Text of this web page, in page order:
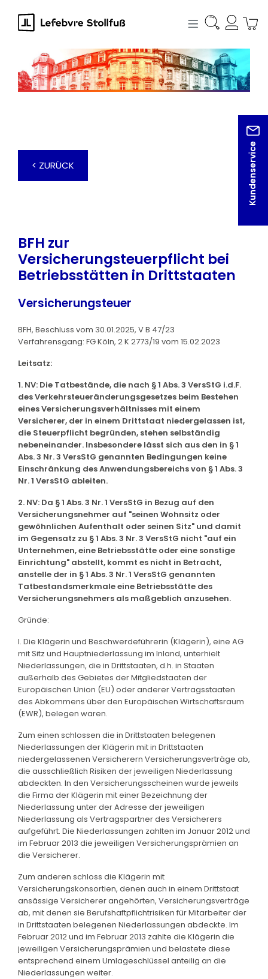
springen
Kundenservice
< ZURÜCK
BFH zur
Versicherungsteuerpflicht bei
Betriebsstätten in Drittstaaten
Versicherungsteuer
BFH, Beschluss vom 30.01.2025, V B 47/23
Verfahrensgang: FG Köln, 2 K 2773/19 vom 15.02.2023
Leitsatz:
1. NV: Die Tatbestände, die nach § 1 Abs. 3 VersStG i.d.F.
des Verkehrsteueränderungsgesetzes beim Bestehen
eines Versicherungsverhältnisses mit einem
Versicherer, der in einem Drittstaat niedergelassen ist,
die Steuerpflicht begründen, stehen selbständig
nebeneinander. Insbesondere lässt sich aus den in § 1
Abs. 3 Nr. 3 VersStG genannten Bedingungen keine
Einschränkung des Anwendungsbereichs von § 1 Abs. 3
Nr. 1 VersStG ableiten.
2. NV: Da § 1 Abs. 3 Nr. 1 VersStG in Bezug auf den
Versicherungsnehmer auf "seinen Wohnsitz oder
gewöhnlichen Aufenthalt oder seinen Sitz" und damit
im Gegensatz zu § 1 Abs. 3 Nr. 3 VersStG nicht "auf ein
Unternehmen, eine Betriebsstätte oder eine sonstige
Einrichtung" abstellt, kommt es nicht in Betracht,
anstelle der in § 1 Abs. 3 Nr. 1 VersStG genannten
Tatbestandsmerkmale eine Betriebsstätte des
Versicherungsnehmers als maßgeblich anzusehen.
Gründe:
I. Die Klägerin und Beschwerdeführerin (Klägerin), eine AG
mit Sitz und Hauptniederlassung im Inland, unterhielt
Niederlassungen, die in Drittstaaten, d.h. in Staaten
außerhalb des Gebietes der Mitgliedstaaten der
Europäischen Union (EU) oder anderer Vertragsstaaten
des Abkommens über den Europäischen Wirtschaftsraum
(EWR), belegen waren.
Zum einen schlossen die in Drittstaaten belegenen
Niederlassungen der Klägerin mit in Drittstaaten
niedergelassenen Versicherern Versicherungsverträge ab,
die ausschließlich Risiken der jeweiligen Niederlassung
abdeckten. In den Versicherungsscheinen wurde jeweils
die Firma der Klägerin mit einer Bezeichnung der
Niederlassung unter der Adresse der jeweiligen
Niederlassung als Vertragspartner des Versicherers
aufgeführt. Die Niederlassungen zahlten im Januar 2012 und
im Februar 2013 die jeweiligen Versicherungsprämien an
die Versicherer.
Zum anderen schloss die Klägerin mit
Versicherungskonsortien, denen auch in einem Drittstaat
ansässige Versicherer angehörten, Versicherungsverträge
ab, mit denen sie Berufshaftpflichtrisiken für Mitarbeiter der
in Drittstaaten belegenen Niederlassungen abdeckte. Im
Februar 2012 und im Februar 2013 zahlte die Klägerin die
jeweiligen Versicherungsprämien und belastete diese
entsprechend einem Umlageschlüssel anteilig an die
Niederlassungen weiter.